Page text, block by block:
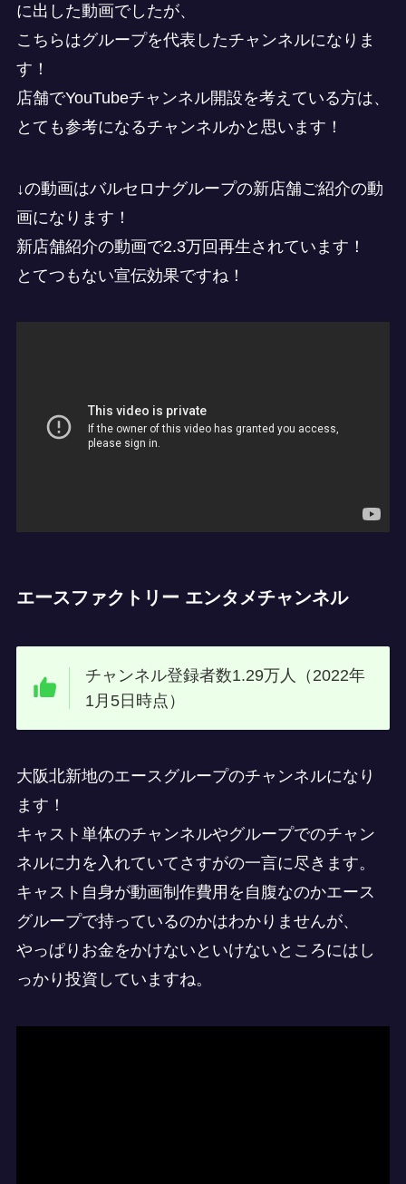
に出した動画でしたが、
こちらはグループを代表したチャンネルになりま
す！
店舗でYouTubeチャンネル開設を考えている方は、
とても参考になるチャンネルかと思います！
↓の動画はバルセロナグループの新店舗ご紹介の動
画になります！
新店舗紹介の動画で2.3万回再生されています！
とてつもない宣伝効果ですね！
エースファクトリー エンタメチャンネル
チャンネル登録者数1.29万人（2022年
1月5日時点）
大阪北新地のエースグループのチャンネルになり
ます！
キャスト単体のチャンネルやグループでのチャン
ネルに力を入れていてさすがの一言に尽きます。
キャスト自身が動画制作費用を自腹なのかエース
グループで持っているのかはわかりませんが、
やっぱりお金をかけないといけないところにはし
っかり投資していますね。